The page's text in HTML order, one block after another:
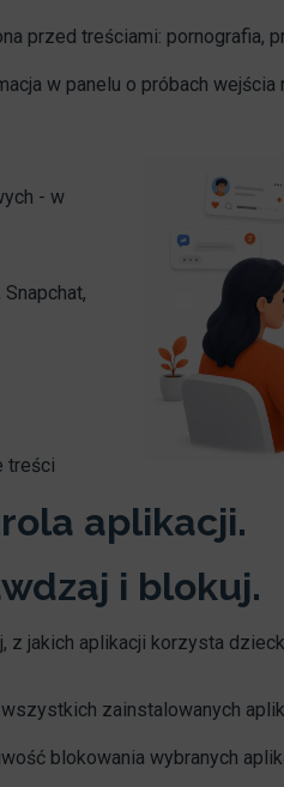
przed treściami: pornografia,
w panelu o próbach
- w
treści
aplikacji.
i blokuj.
z jakich aplikacji korzysta
zainstalowanych
blokowania wybranych